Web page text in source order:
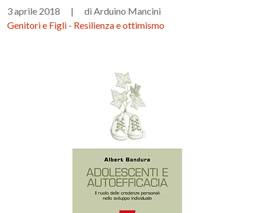
3 aprile 2018 |
di Arduino Mancini
Genitori e Figli - Resilienza e ottimismo